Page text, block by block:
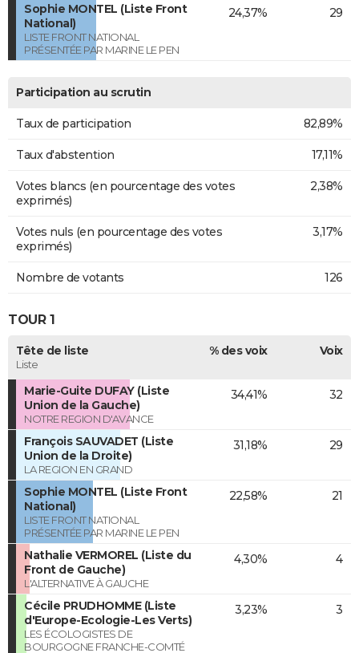
Sophie MONTEL (Liste Front
National)
LISTE FRONT NATIONAL
PRÉSENTÉE PAR MARINE LE PEN
24,37% 29
Participation au scrutin
Taux de participation 82,89%
Taux d'abstention 17,11%
Votes blancs (en pourcentage des votes
exprimés)
2,38%
Votes nuls (en pourcentage des votes
exprimés)
3,17%
Nombre de votants 126
TOUR 1
Tête de liste
Liste
% des voix Voix
Marie-Guite DUFAY (Liste
Union de la Gauche)
NOTRE REGION D'AVANCE
34,41% 32
François SAUVADET (Liste
Union de la Droite)
LA REGION EN GRAND
31,18% 29
Sophie MONTEL (Liste Front
National)
LISTE FRONT NATIONAL
PRÉSENTÉE PAR MARINE LE PEN
22,58% 21
Nathalie VERMOREL (Liste du
Front de Gauche)
L'ALTERNATIVE À GAUCHE
4,30% 4
Cécile PRUDHOMME (Liste
d'Europe-Ecologie-Les Verts)
LES ÉCOLOGISTES DE
BOURGOGNE FRANCHE-COMTÉ
3,23% 3